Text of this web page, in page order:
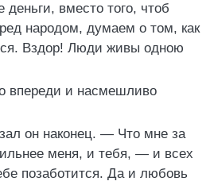
вместо того, чтоб
народом, думаем о том, как
Вздор! Люди живы одною
впереди и насмешливо
он наконец. — Что мне за
меня, и тебя, — и всех
позаботится. Да и любовь